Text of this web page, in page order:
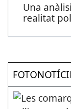
Una
realitat